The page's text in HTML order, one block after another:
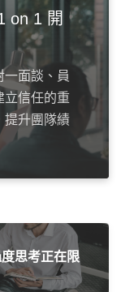
on 1 開
一面談、員
立信任的重
提升團隊績
思考正在限